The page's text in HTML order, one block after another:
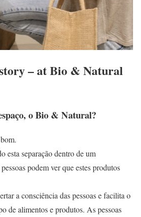
– at Bio & Natural
o Bio & Natural?
esta separação dentro de um
podem ver que estes produtos
a consciência das pessoas e facilita o
de alimentos e produtos. As pessoas